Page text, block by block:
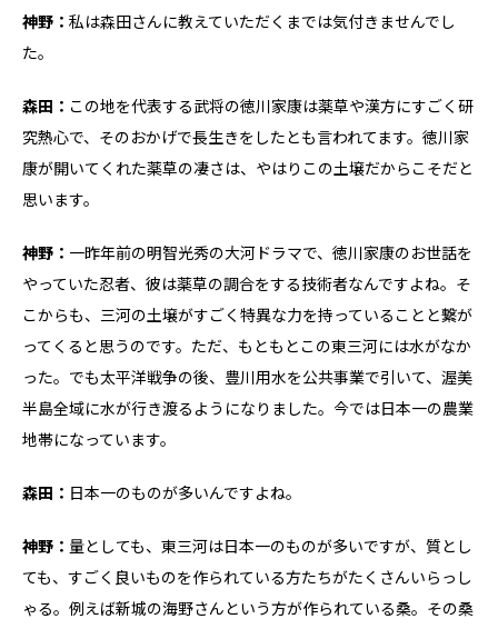
神野： 私は森田さんに教えていただくまでは気付きませんでし
た。
森田： この地を代表する武将の徳川家康は薬草や漢方にすごく研
究熱心で、そのおかげで長生きをしたとも言われてます。徳川家
康が開いてくれた薬草の凄さは、やはりこの土壌だからこそだと
思います。
神野： 一昨年前の明智光秀の大河ドラマで、徳川家康のお世話を
やっていた忍者、彼は薬草の調合をする技術者なんですよね。そ
こからも、三河の土壌がすごく特異な力を持っていることと繋が
ってくると思うのです。ただ、もともとこの東三河には水がなか
った。でも太平洋戦争の後、豊川用水を公共事業で引いて、渥美
半島全域に水が行き渡るようになりました。今では日本一の農業
地帯になっています。
森田： 日本一のものが多いんですよね。
神野： 量としても、東三河は日本一のものが多いですが、質とし
ても、すごく良いものを作られている方たちがたくさんいらっし
ゃる。例えば新城の海野さんという方が作られている桑。その桑